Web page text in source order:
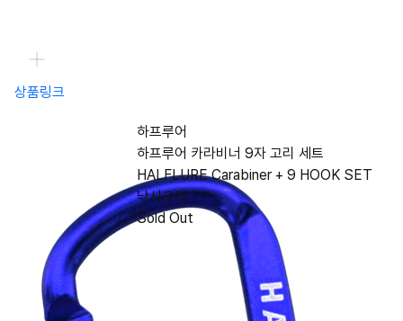
상품링크
하프루어
하프루어 카라비너 9자 고리 세트
HALFLURE Carabiner + 9 HOOK SET
낚시고리
Sold Out